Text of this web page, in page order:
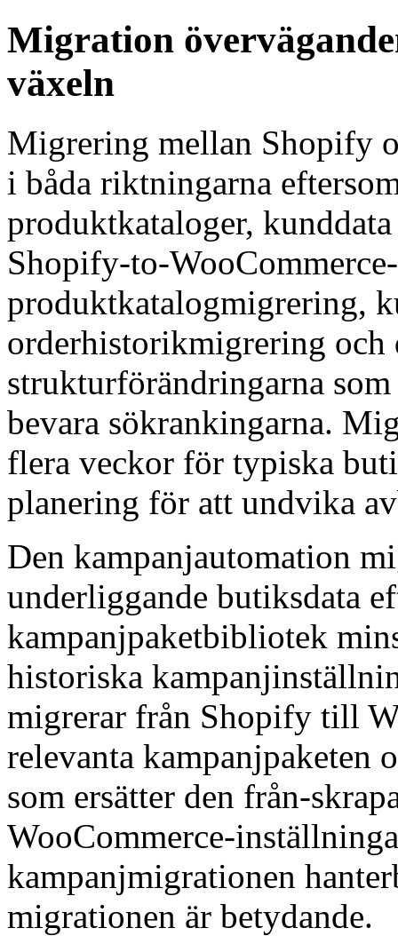
Migration
växeln
Migrering mellan Shopify
i båda riktningarna
produktkataloger,
Shopify-to-
produktkatalogmigrering,
orderhistorikmigrering
strukturförändringarna
bevara sökrankingarna.
flera veckor för typiska
planering för att undvika
Den kampanjautomation
underliggande butiksdata
kampanjpaketbibliotek
historiska
migrerar från Shopify till
relevanta kampanjpaketen
som ersätter den från-
WooCommerce-
kampanjmigrationen
migrationen är betydande.